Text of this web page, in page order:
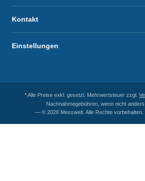
Kontakt
Einstellungen
* Alle Preise exkl. gesetzl. Mehrwertsteuer zzgl.
Nachnahmegebühren, wenn nicht anders
— © 2026 Messwelt. Alle Rechte